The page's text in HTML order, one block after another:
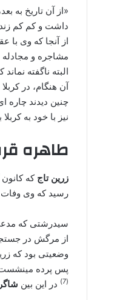
«از آن تاریخ به
داشت و کم کم
از آنجا که وی
مشاجره و مجادله
البته ناگفته
آن هنگام، در
چنین دیدند چاره
نیز با خود به کربلا
طاهره
زرین تاج که کانون
رسید که وی وفات
سیدرشتی که
از مرگش در
وضعیتی بود که
پس پرده می‏نشست
(7) در این بین